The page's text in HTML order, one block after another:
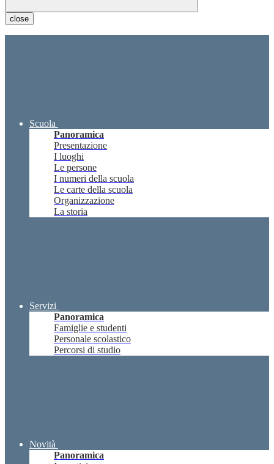
close
Scuola
Panoramica
Presentazione
I luoghi
Le persone
I numeri della scuola
Le carte della scuola
Organizzazione
La storia
Servizi
Panoramica
Famiglie e studenti
Personale scolastico
Percorsi di studio
Novità
Panoramica